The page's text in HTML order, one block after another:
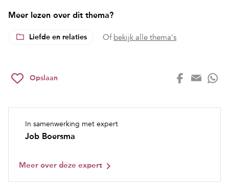
Meer lezen over dit thema?
Liefde en relaties Of bekijk alle thema's
Opslaan
In samenwerking met expert
Job Boersma
Meer over deze expert